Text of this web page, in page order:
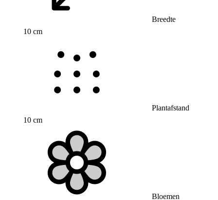
Breedte
10 cm
Plantafstand
10 cm
Bloemen